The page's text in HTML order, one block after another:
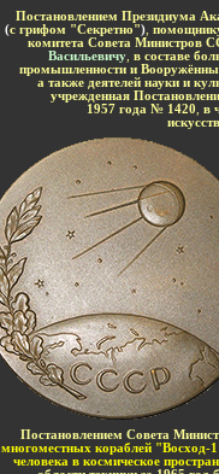
Постановлением Президиума
(с грифом "Секретно")
комитета Совета Министров
Васильевичу, в составе
промышленности и
а также деятелей науки и
учрежденная
1957 года № 1420
в
Постановлением Совета
многоместных кораблей "Восход-
человека в космическое